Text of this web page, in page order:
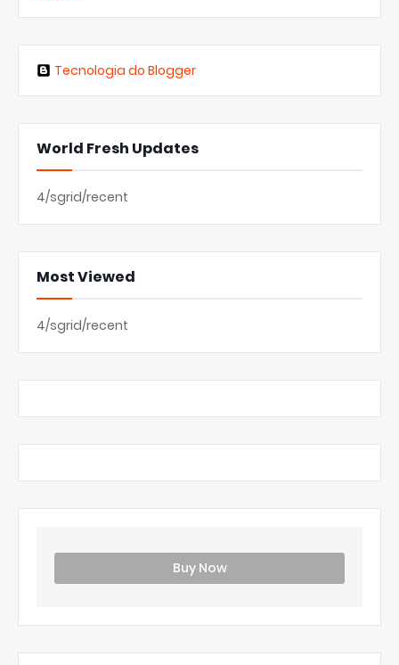
Tecnologia do Blogger
World Fresh Updates
4/sgrid/recent
Most Viewed
4/sgrid/recent
Buy Now